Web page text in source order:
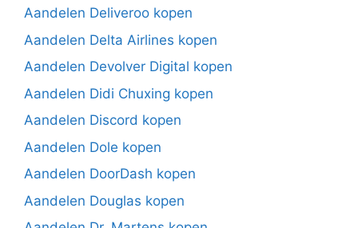
Aandelen Deliveroo kopen
Aandelen Delta Airlines kopen
Aandelen Devolver Digital kopen
Aandelen Didi Chuxing kopen
Aandelen Discord kopen
Aandelen Dole kopen
Aandelen DoorDash kopen
Aandelen Douglas kopen